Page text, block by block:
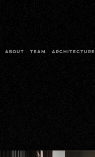
ABOUT TEAM ARCHITECTURE